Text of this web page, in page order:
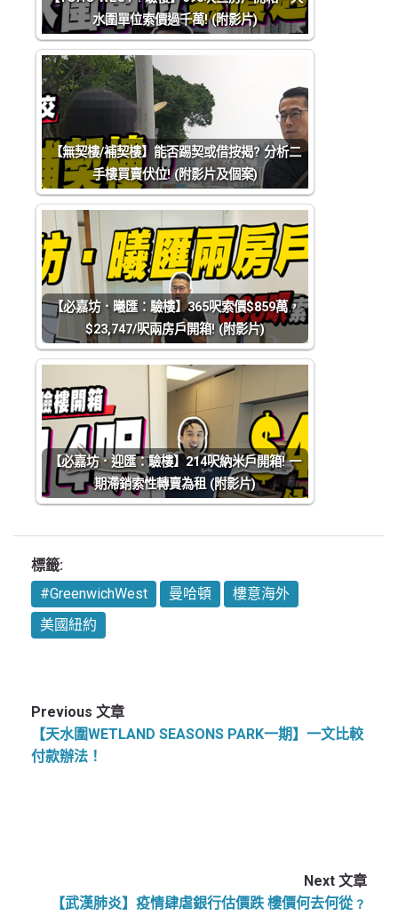
水圍單位索價過千萬! (附影片)
【無契樓/補契樓】能否踢契或借按揭? 分析二
手樓買賣伏位! (附影片及個案)
【必嘉坊．曦匯：驗樓】365呎索價$859萬，
$23,747/呎兩房戶開箱! (附影片)
【必嘉坊．迎匯：驗樓】214呎納米戶開箱! 一
期滯銷索性轉賣為租 (附影片)
標籤:
#GreenwichWest
曼哈頓
樓意海外
美國紐約
Previous 文章
【天水圍WETLAND SEASONS PARK一期】一文比較
付款辦法！
Next 文章
【武漢肺炎】疫情肆虐銀行估價跌 樓價何去何從﹖